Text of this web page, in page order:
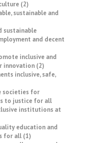
(2)
sustainable and
sustainable
and decent
inclusive and
innovation (2)
inclusive, safe,
societies for
to justice for all
institutions at
education and
for all (1)